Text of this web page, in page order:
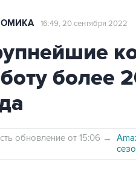
16:49, 20 сентября 2022
более
обновление от 15:06 →